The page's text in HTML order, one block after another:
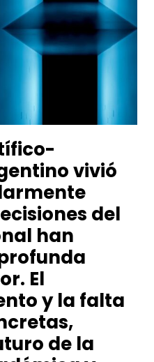
vivió
del
han
El
y la falta
de la